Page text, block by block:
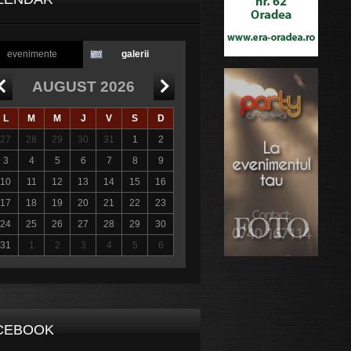
evenimente galerii
AUGUST 2026
L M M J V S
D
27
28 29 30 31 1
2
3
4 5 6 7 8
9
10
11 12 13 14 15
16
17
18 19 20 21 22
23
24
25 26 27 28 29
30
31
1 2 3 4 5 6